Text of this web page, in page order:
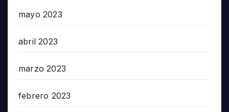
mayo 2023
abril 2023
marzo 2023
febrero 2023